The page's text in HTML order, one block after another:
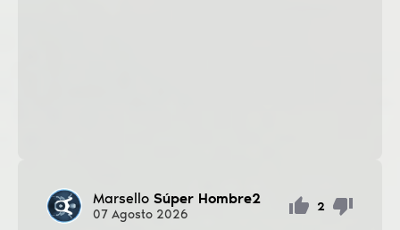
Marsello Súper Hombre2
07 Agosto 2026
2